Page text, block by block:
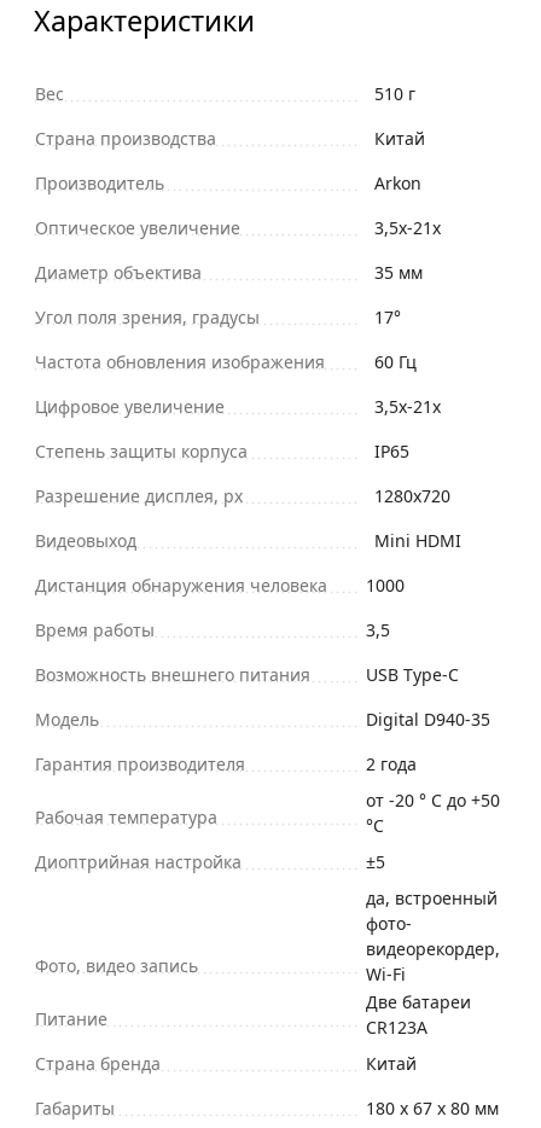
Характеристики
Вес
510 г
Страна производства
Китай
Производитель
Arkon
Оптическое увеличение
3,5х-21х
Диаметр объектива
35 мм
Угол поля зрения, градусы
17°
Частота обновления изображения
60 Гц
Цифровое увеличение
3,5х-21х
Степень защиты корпуса
IP65
Разрешение дисплея, px
1280х720
Видеовыход
Mini HDMI
Дистанция обнаружения человека
1000
Время работы
3,5
Возможность внешнего питания
USB Type-C
Модель
Digital D940-35
Гарантия производителя
2 года
Рабочая температура
от -20 ° C до +50
°C
Диоптрийная настройка
±5
Фото, видео запись
да, встроенный
фото-
видеорекордер,
Wi-Fi
Питание
Две батареи
CR123A
Страна бренда
Китай
Габариты
180 x 67 х 80 мм